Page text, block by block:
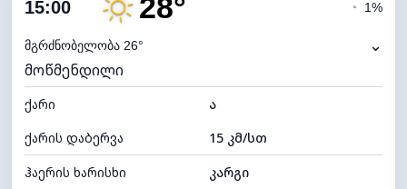
ნამის წერტილი
ხილვადობა
განათების ინდექსი 7 (ნათელი)
ღრუბლის სიმაღლე 11520 მ
15:00 28°
მგრძნობელობა 26°
◔ 1%
⌄
მოწმენდილი
ქარი
ა
ქარის დაბერვა
15 კმ/სთ
ჰაერის ხარისხი
კარგი